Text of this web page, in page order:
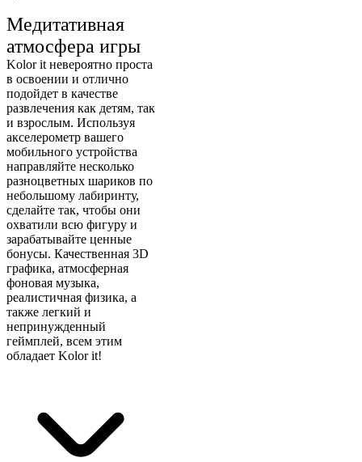
Медитативная
атмосфера игры
Kolor it невероятно проста
в освоении и отлично
подойдет в качестве
развлечения как детям, так
и взрослым. Используя
акселерометр вашего
мобильного устройства
направляйте несколько
разноцветных шариков по
небольшому лабиринту,
сделайте так, чтобы они
охватили всю фигуру и
зарабатывайте ценные
бонусы. Качественная 3D
графика, атмосферная
фоновая музыка,
реалистичная физика, а
также легкий и
непринужденный
геймплей, всем этим
обладает Kolor it!